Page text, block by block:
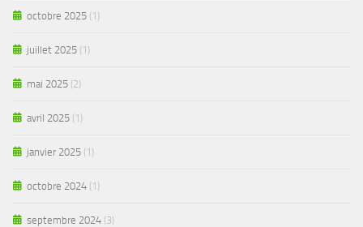
octobre 2025 (1)
juillet 2025 (1)
mai 2025 (2)
avril 2025 (1)
janvier 2025 (1)
octobre 2024 (1)
septembre 2024 (3)